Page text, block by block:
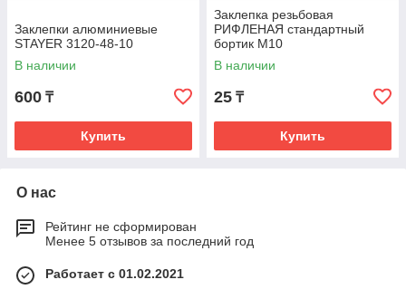
Заклепки алюминиевые
STAYER 3120-48-10
В наличии
600 ₸
Купить
Заклепка резьбовая
РИФЛЕНАЯ стандартный
бортик M10
В наличии
25 ₸
Купить
О нас
Рейтинг не сформирован
Менее 5 отзывов за последний год
Работает с 01.02.2021